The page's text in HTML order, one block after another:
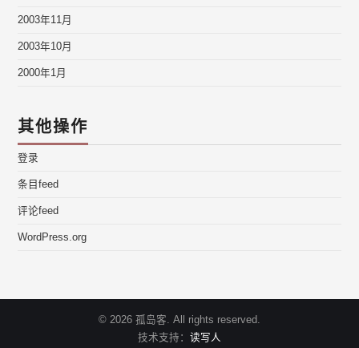
2003年11月
2003年10月
2000年1月
其他操作
登录
条目feed
评论feed
WordPress.org
© 2026 孤岛客. All rights reserved.
技术支持： 读写人